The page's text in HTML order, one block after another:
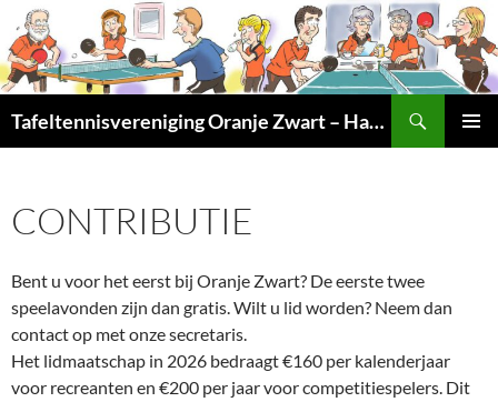
naar
de
inhoud
Tafeltennisvereniging Oranje Zwart – Haarlem Noord
CONTRIBUTIE
Bent u voor het eerst bij Oranje Zwart? De eerste twee
speelavonden zijn dan gratis. Wilt u lid worden? Neem dan
contact op met onze secretaris.
Het lidmaatschap in 2026 bedraagt €160 per kalenderjaar
voor recreanten en €200 per jaar voor competitiespelers. Dit